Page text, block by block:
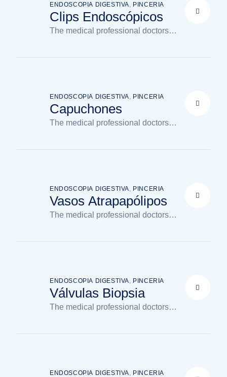
Clips Endoscópicos
ENDOSCOPIA DIGESTIVA, PINCERIA
The medical professional doctors
Capuchones
ENDOSCOPIA DIGESTIVA, PINCERIA
The medical professional doctors
Vasos Atrapapólipos
ENDOSCOPIA DIGESTIVA, PINCERIA
The medical professional doctors
Válvulas Biopsia
ENDOSCOPIA DIGESTIVA, PINCERIA
The medical professional doctors
ENDOSCOPIA DIGESTIVA, PINCERIA